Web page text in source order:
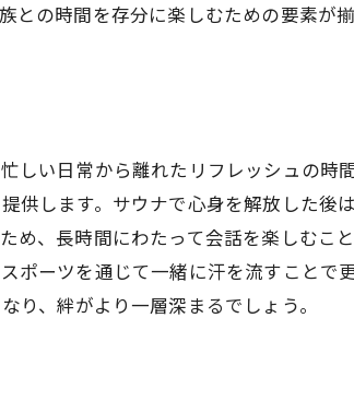
ッキング情報
な登山コース
人気ルート
の絶景ポイント
りスポット
との時間を存分に楽しむための要素が
しい日常から離れたリフレッシュの時
供します。サウナで心身を解放した後
め、長時間にわたって会話を楽しむこ
ポーツを通じて一緒に汗を流すことで
、絆がより一層深まるでしょう。